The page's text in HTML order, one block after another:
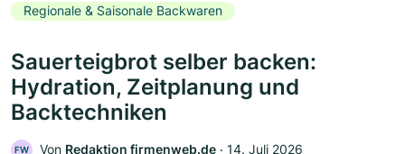
Regionale & Saisonale Backwaren
Sauerteigbrot selber backen:
Hydration, Zeitplanung und
Backtechniken
FW Von Redaktion firmenweb.de ‧ 14. Juli 2026